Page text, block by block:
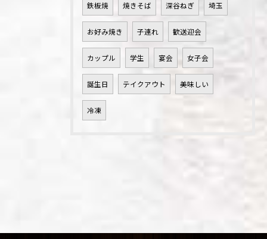
鉄板焼 焼きそば 深谷ねぎ 埼玉
お好み焼き 子連れ 歓送迎会
カップル 学生 宴会 女子会
誕生日 テイクアウト 美味しい
冷凍